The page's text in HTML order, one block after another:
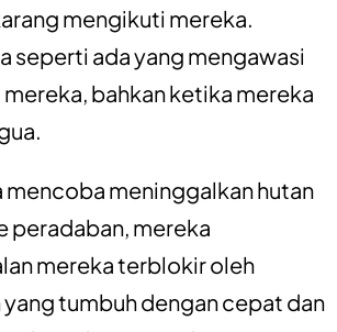
mengikuti mereka.
seperti ada yang mengawasi
bahkan ketika mereka
mencoba meninggalkan hutan
peradaban, mereka
mereka terblokir oleh
tumbuh dengan cepat dan